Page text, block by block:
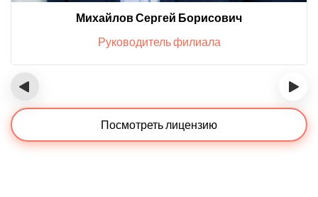
Михайлов Сергей Борисович
Руководитель филиала
‹ ›
Посмотреть лицензию